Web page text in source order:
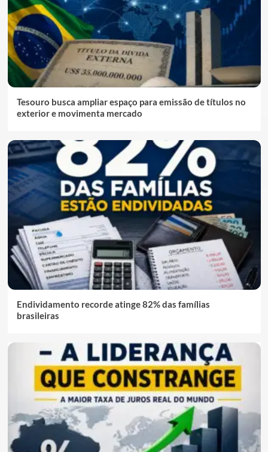
Tesouro busca ampliar espaço para emissão de títulos no
exterior e movimenta mercado
Endividamento recorde atinge 82% das famílias
brasileiras